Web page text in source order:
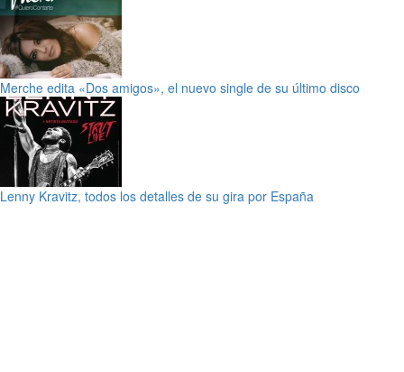
Merche edita «Dos amigos», el nuevo single de su último disco
Lenny Kravitz, todos los detalles de su gira por España